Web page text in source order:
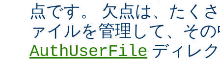
点です。 欠点は、たく
ァイルを管理して、そ
AuthUserFile ディレ